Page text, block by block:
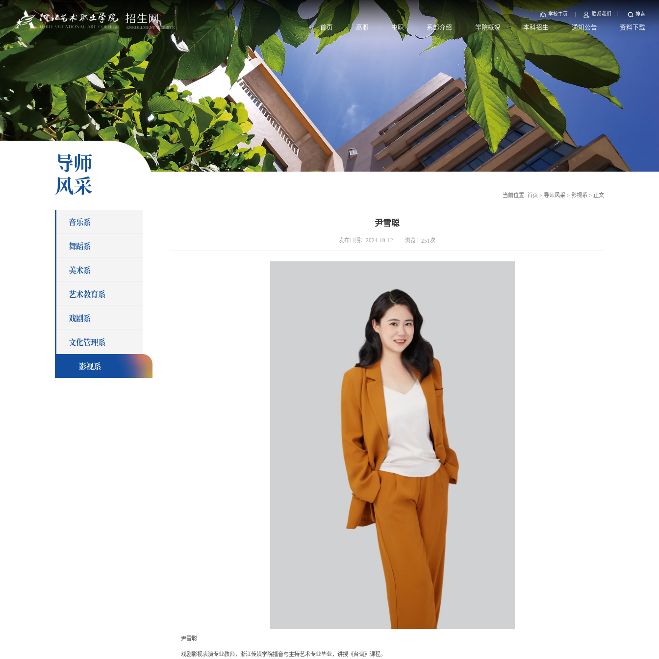
学校主页 联系我们 搜索
首页 高职 中职 系部介绍 学院概况 本科招生 通知公告 资料下载
导师
风采
音乐系
舞蹈系
美术系
艺术教育系
戏剧系
文化管理系
影视系
当前位置: 首页 > 导师风采> 影视系> 正文
尹雪聪
发布日期：2024-10-12 浏览： 251次
尹雪聪
戏剧影视表演专业教师，浙江传媒学院播音与主持艺术专业毕业，讲授《台词》课程。